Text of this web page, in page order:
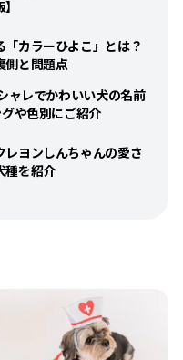
「カラーひよこ」とは？
側と問題点
ャレでかわいい犬の名前
や色別にご紹介
レヨンしんちゃんの愛さ
種を紹介